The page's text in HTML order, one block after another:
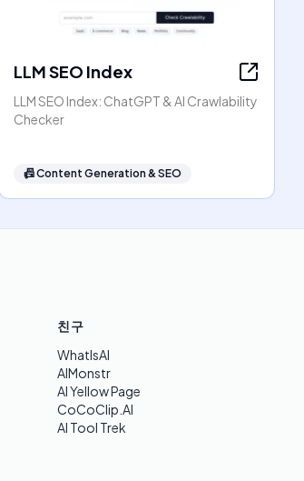
LLM SEO Index
LLM SEO Index: ChatGPT & AI Crawlability
Checker
📠Content Generation & SEO
친구
WhatIsAI
AIMonstr
AI Yellow Page
CoCoClip.AI
AI Tool Trek